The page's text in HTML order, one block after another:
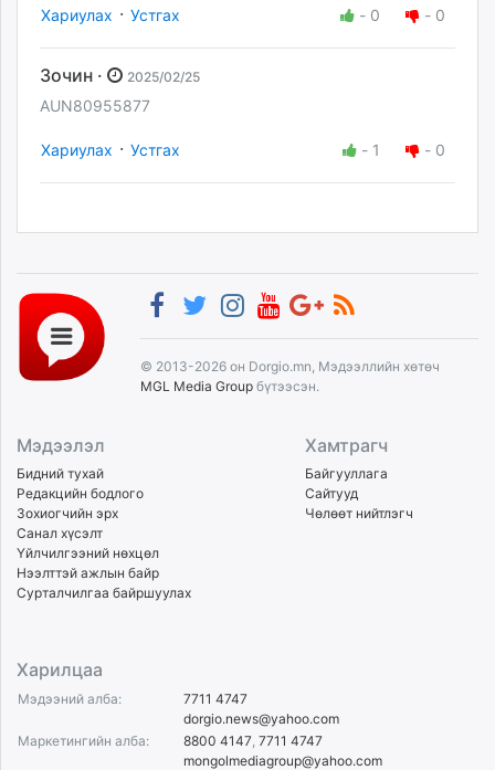
Хариулах · Устгах - 0 - 0
Зочин · 2025/02/25
AUN80955877
Хариулах · Устгах - 1 - 0
© 2013-2026 он Dorgio.mn, Мэдээллийн хөтөч
MGL Media Group бүтээсэн.
Мэдээлэл
Бидний тухай
Редакцийн бодлого
Зохиогчийн эрх
Санал хүсэлт
Үйлчилгээний нөхцөл
Нээлттэй ажлын байр
Сурталчилгаа байршуулах
Хамтрагч
Байгууллага
Сайтууд
Чөлөөт нийтлэгч
Харилцаа
Мэдээний алба:
7711 4747
dorgio.news@yahoo.com
Маркетингийн алба:
8800 4147, 7711 4747
mongolmediagroup@yahoo.com